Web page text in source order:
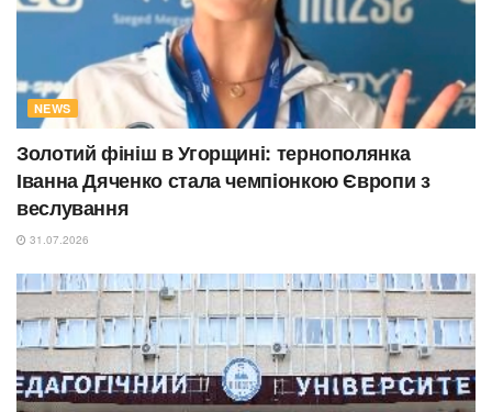
NEWS
Золотий фініш в Угорщині: тернополянка
Іванна Дяченко стала чемпіонкою Європи з
веслування
31.07.2026